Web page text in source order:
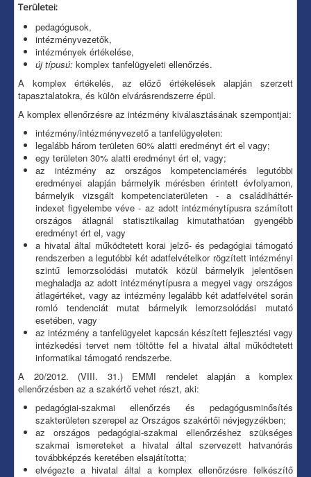
Területei:
pedagógusok,
intézményvezetők,
intézmények értékelése,
új típusú: komplex tanfelügyeleti ellenőrzés.
A komplex értékelés, az előző értékelések alapján szerzett
tapasztalatokra, és külön elvárásrendszerre épül.
A komplex ellenőrzésre az intézmény kiválasztásának szempontjai:
intézmény/intézményvezető a tanfelügyeleten:
legalább három területen 60% alatti eredményt ért el vagy;
egy területen 30% alatti eredményt ért el, vagy;
az intézmény az országos kompetenciamérés legutóbbi
eredményei alapján bármelyik mérésben érintett évfolyamon,
bármelyik vizsgált kompetenciaterületen - a családiháttér-
indexet figyelembe véve - az adott intézménytípusra számított
országos átlagnál statisztikailag kimutathatóan gyengébb
eredményt ért el, vagy
a hivatal által működtetett korai jelző- és pedagógiai támogató
rendszerben a legutóbbi két adatfelvételkor rögzített intézményi
szintű lemorzsolódási mutatók közül bármelyik jelentősen
meghaladja az adott intézménytípusra a megyei vagy országos
átlagértéket, vagy az intézmény legalább két adatfelvétel során
romló tendenciát mutat bármelyik lemorzsolódási mutató
esetében, vagy
az intézmény a tanfelügyelet kapcsán készített fejlesztési vagy
intézkedési tervet nem töltötte fel a hivatal által működtetett
informatikai támogató rendszerbe.
A 20/2012. (VIII. 31.) EMMI rendelet alapján a komplex
ellenőrzésben az a szakértő vehet részt, aki:
pedagógiai-szakmai ellenőrzés és pedagógusminősítés
szakterületen szerepel az Országos szakértői névjegyzékben;
az országos pedagógiai-szakmai ellenőrzéshez szükséges
szakmai ismereteket a hivatal által szervezett hatvanórás
továbbképzés keretében elsajátította;
elvégezte a hivatal által a komplex ellenőrzésre felkészítő